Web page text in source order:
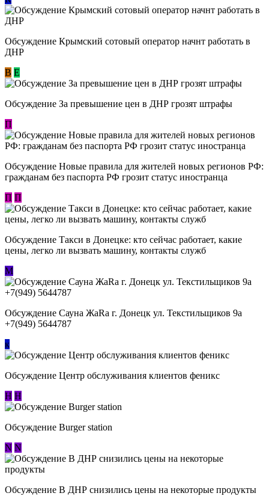
Обсуждение Крымский сотовый оператор начнт работать в
ДНР
В E
Обсуждение За превышение цен в ДНР грозят штрафы
П
Обсуждение Новые правила для жителей новых регионов РФ:
гражданам без паспорта РФ грозит статус иностранца
П П
Обсуждение ​Такси в Донецке: кто сейчас работает, какие
цены, легко ли вызвать машину, контакты служб
М
Обсуждение Сауна ЖаRa г. Донецк ул. Текстильщиков 9а
+7(949) 5644787
к
Обсуждение Центр обслуживания клиентов феникс
Н Н
Обсуждение Burger station
N N
Обсуждение В ДНР снизились цены на некоторые продукты